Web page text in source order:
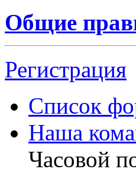
Общие
Регистрация
Список
Наша
Часовой